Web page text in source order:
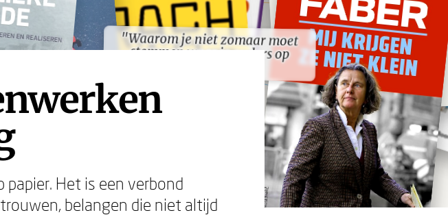
"Waarom je niet zomaar moet
stemmen waar je ouders op
"Waarom je niet zomaar moet
stemmen waar je ouders op
papier. Het is een verbond
belangen die niet altijd